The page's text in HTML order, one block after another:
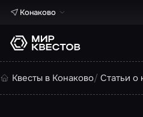
Конаково
Квесты в Конаково Статьи о